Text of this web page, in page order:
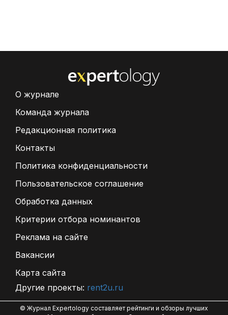
О журнале
Команда журнала
Редакционная политика
Контакты
Политика конфиденциальности
Пользовательское соглашение
Обработка данных
Критерии отбора номинантов
Реклама на сайте
Вакансии
Карта сайта
Другие проекты: rent2u.ru
© Журнал Expertology составляет рейтинги и обзоры лучших